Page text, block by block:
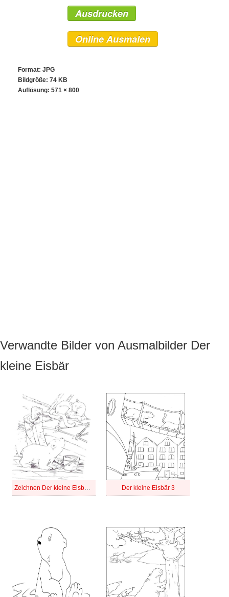
Ausdrucken
Online Ausmalen
Format: JPG
Bildgröße: 74 KB
Auflösung: 571 × 800
Verwandte Bilder von Ausmalbilder Der
kleine Eisbär
Zeichnen Der kleine Eisbär kostenlos für Kinder Der kleine Eisbär 3